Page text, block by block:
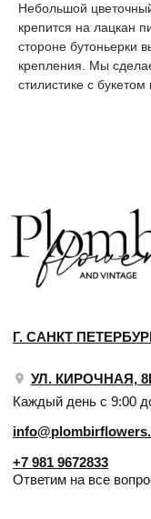
Небольшой
крепится на лацкан
стороне бутоньерки
крепления. Мы
стилистике с букетом
+7 981 9672833
Ответим на все вопросы!
ИП Сомова Валентина Юриевна
ИНН 470320429965